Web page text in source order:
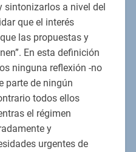
sintonizarlos a nivel del
que el interés
las propuestas y
En esta definición
ninguna reflexión -no
parte de ningún
todos ellos
el régimen
y
urgentes de